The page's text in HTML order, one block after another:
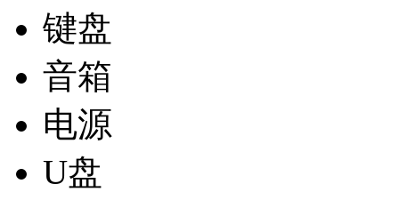
键盘
音箱
电源
U盘